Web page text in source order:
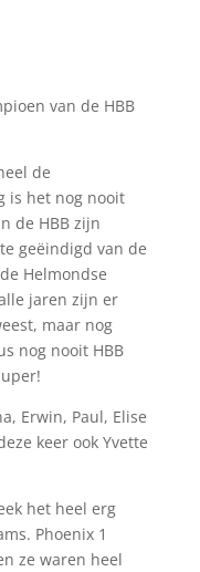
van de HBB
de
is het nog nooit
de HBB zijn
geëindigd van de
Helmondse
jaren zijn er
maar nog
nog nooit HBB
Erwin, Paul, Elise
keer ook Yvette
het heel erg
Phoenix 1
ze waren heel